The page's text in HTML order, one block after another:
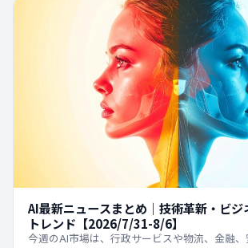
AI最新ニュースまとめ｜技術革新・ビ
トレンド【2026/7/31-8/6】
今週のAI市場は、行政サービスや物流、金融